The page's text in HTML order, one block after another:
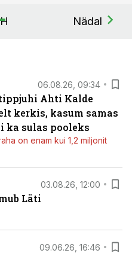
Nädal
06.08.26, 09:34
Ahti Kalde
kerkis, kasum samas
ka sulas pooleks
on enam kui 1,2 miljonit
03.08.26, 12:00
Läti
09.06.26, 16:46